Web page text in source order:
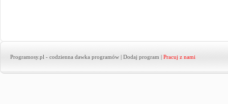
Programosy.pl - codzienna dawka programów | Dodaj program | Pracuj z nami